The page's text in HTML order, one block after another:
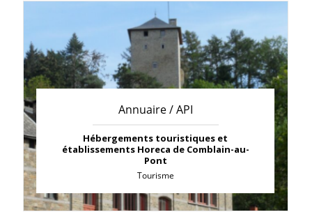
Annuaire / API
Hébergements touristiques et
établissements Horeca de Comblain-au-
Pont
Tourisme